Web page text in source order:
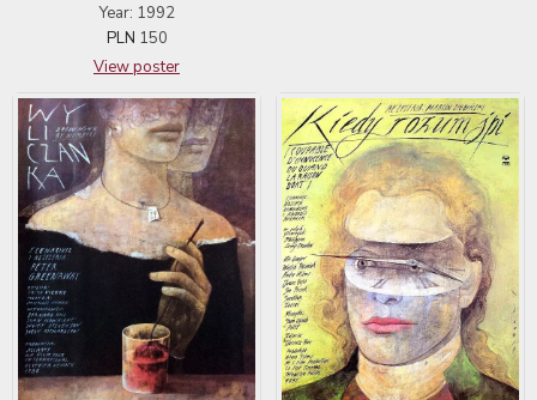
Year: 1992
PLN 150
View poster